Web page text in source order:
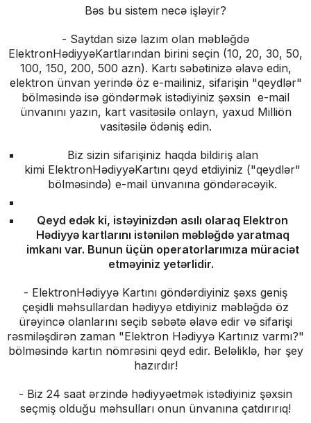
Bəs bu sistem necə işləyir?
- Saytdan sizə lazım olan məbləğdə
ElektronHədiyyəKartlarından birini seçin (10, 20, 30, 50,
100, 150, 200, 500 azn). Kartı səbətinizə əlavə edin,
elektron ünvan yerində öz e-mailiniz, sifarişin "qeydlər"
bölməsində isə göndərmək istədiyiniz şəxsin e-mail
ünvanını yazın, kart vasitəsilə onlayn, yaxud Milliön
vasitəsilə ödəniş edin.
Biz sizin sifarişiniz haqda bildiriş alan
kimi ElektronHədiyyəKartını qeyd etdiyiniz ("qeydlər"
bölməsində) e-mail ünvanına göndərəcəyik.
Qeyd edək ki, istəyinizdən asılı olaraq Elektron
Hədiyyə kartlarını istənilən məbləğdə yaratmaq
imkanı var. Bunun üçün operatorlarımıza müraciət
etməyiniz yetərlidir.
- ElektronHədiyyə Kartını göndərdiyiniz şəxs geniş
çeşidli məhsullardan hədiyyə etdiyiniz məbləğdə öz
ürəyincə olanlarını seçib səbətə əlavə edir və sifarişi
rəsmiləşdirən zaman "Elektron Hədiyyə Kartınız varmı?"
bölməsində kartın nömrəsini qeyd edir. Beləliklə, hər şey
hazırdır!
- Biz 24 saat ərzində hədiyyəetmək istədiyiniz şəxsin
seçmiş olduğu məhsulları onun ünvanına çatdırırıq!